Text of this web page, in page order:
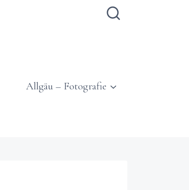
Allgäu – Fotografie